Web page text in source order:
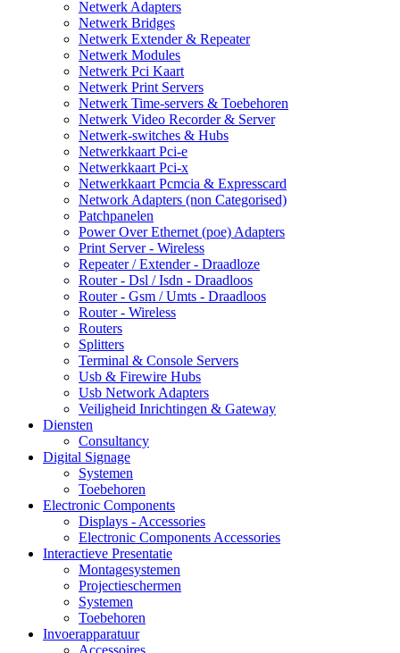
Netwerk Adapters
Netwerk Bridges
Netwerk Extender & Repeater
Netwerk Modules
Netwerk Pci Kaart
Netwerk Print Servers
Netwerk Time-servers & Toebehoren
Netwerk Video Recorder & Server
Netwerk-switches & Hubs
Netwerkkaart Pci-e
Netwerkkaart Pci-x
Netwerkkaart Pcmcia & Expresscard
Network Adapters (non Categorised)
Patchpanelen
Power Over Ethernet (poe) Adapters
Print Server - Wireless
Repeater / Extender - Draadloze
Router - Dsl / Isdn - Draadloos
Router - Gsm / Umts - Draadloos
Router - Wireless
Routers
Splitters
Terminal & Console Servers
Usb & Firewire Hubs
Usb Network Adapters
Veiligheid Inrichtingen & Gateway
Diensten
Consultancy
Digital Signage
Systemen
Toebehoren
Electronic Components
Displays - Accessories
Electronic Components Accessories
Interactieve Presentatie
Montagesystemen
Projectieschermen
Systemen
Toebehoren
Invoerapparatuur